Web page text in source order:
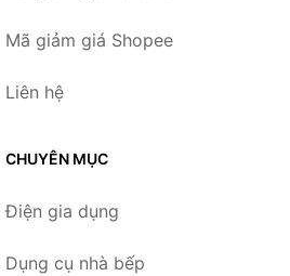
Mã giảm giá Shopee
Liên hệ
CHUYÊN MỤC
Điện gia dụng
Dụng cụ nhà bếp